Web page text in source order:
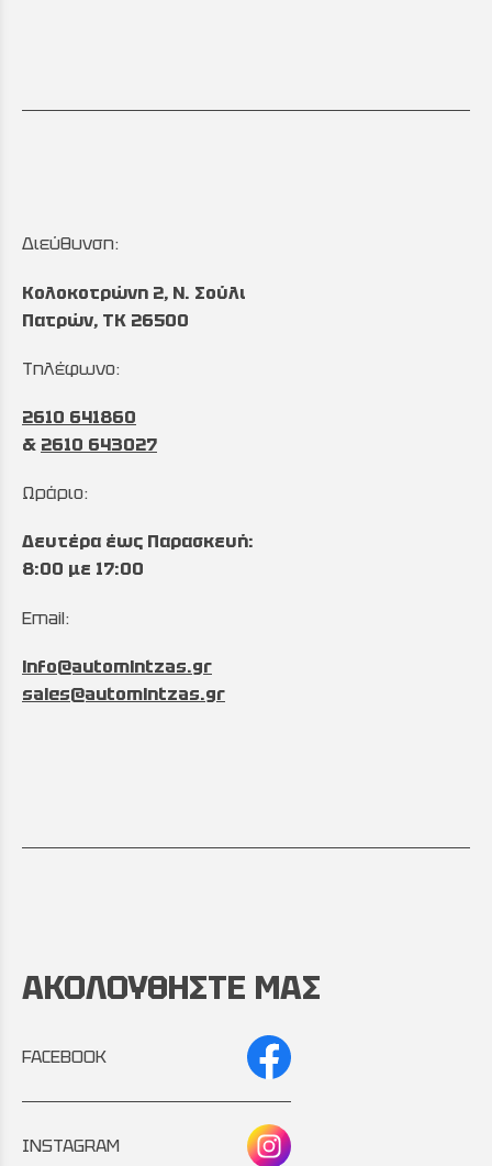
Διεύθυνση:
Κολοκοτρώνη 2, Ν. Σούλι
Πατρών, TK 26500
Τηλέφωνο:
2610 641860
& 2610 643027
Ωράριο:
Δευτέρα έως Παρασκευή:
8:00 με 17:00
Email:
info@automintzas.gr
sales@automintzas.gr
ΑΚΟΛΟΥΘΗΣΤΕ ΜΑΣ
FACEBOOK
INSTAGRAM